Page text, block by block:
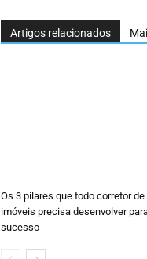
Artigos relacionados
Os 3 pilares que todo corretor de
imóveis precisa desenvolver
sucesso